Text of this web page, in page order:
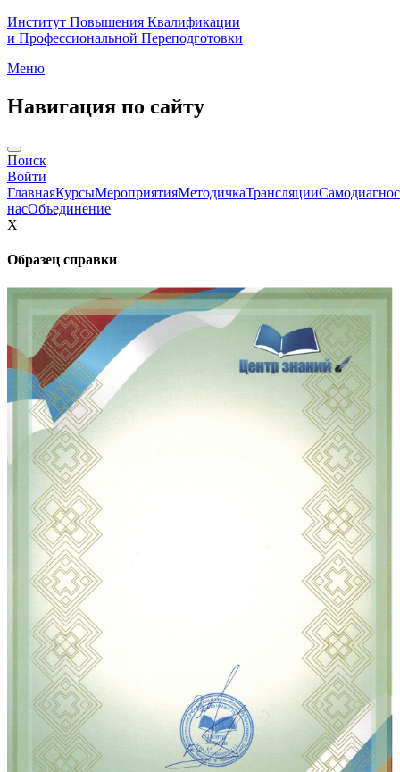
Институт Повышения Квалификации
и Профессиональной Переподготовки
Меню
Навигация по сайту
Поиск
Войти
ГлавнаяКурсыМероприятияМетодичкаТрансляции
насОбъединение
X
Образец справки